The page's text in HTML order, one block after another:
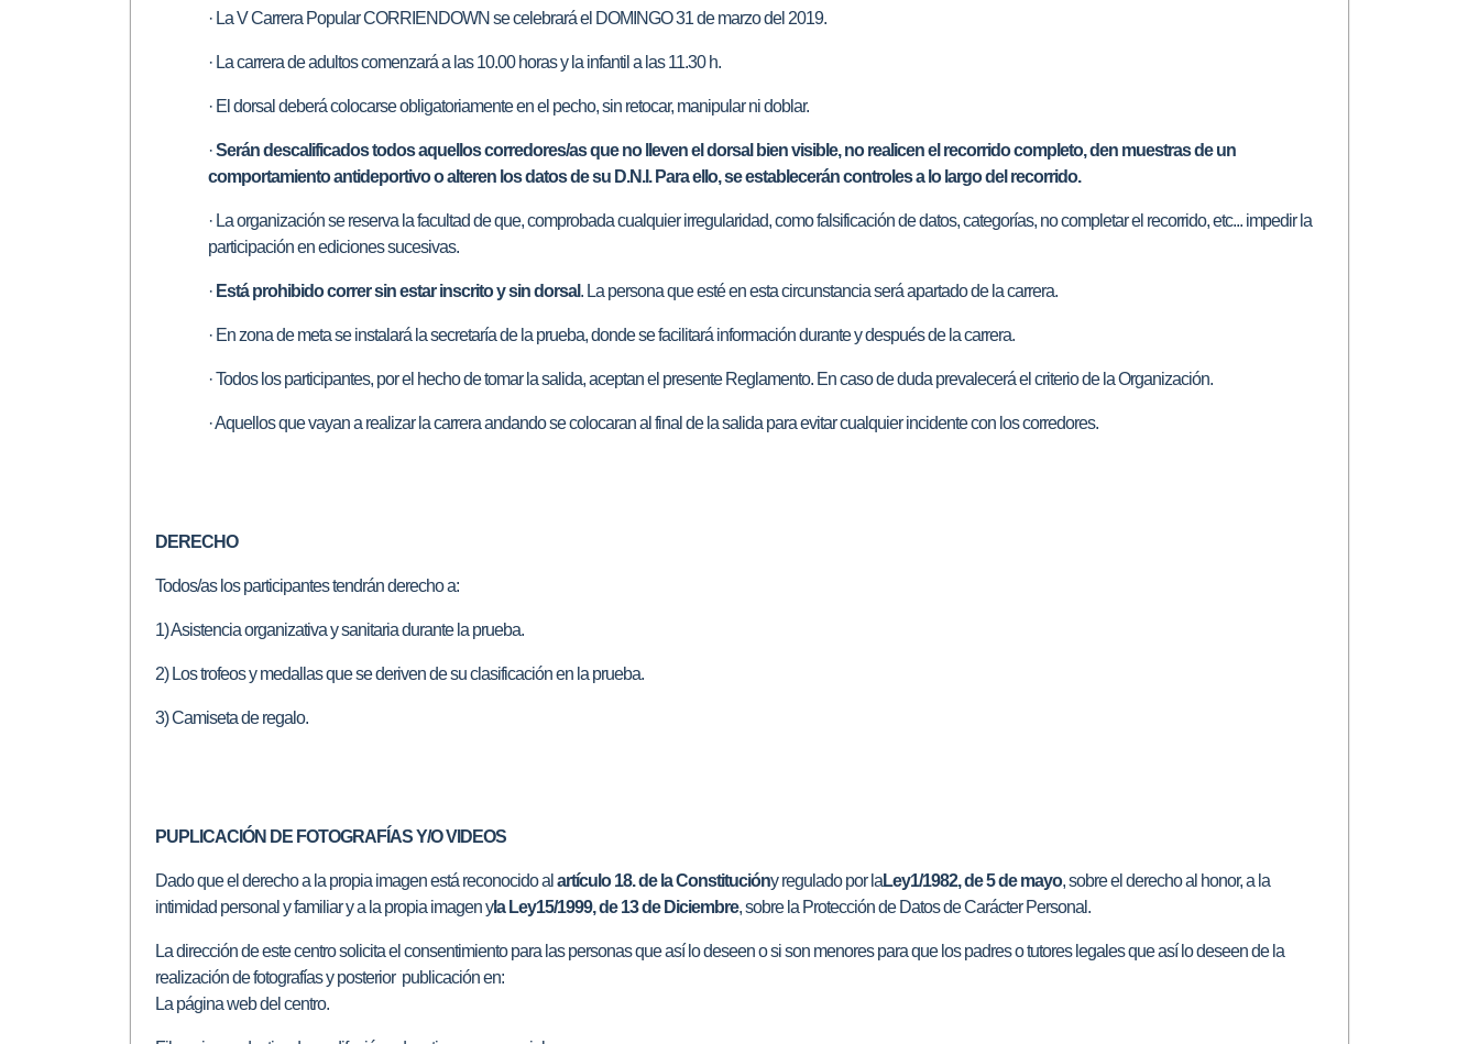
· La V Carrera Popular CORRIENDOWN se celebrará el DOMINGO 31 de marzo del 2019.
· La carrera de adultos comenzará a las 10.00 horas y la infantil a las 11.30 h.
· El dorsal deberá colocarse obligatoriamente en el pecho, sin retocar, manipular ni doblar.
·Serán descalificados todos aquellos corredores/as que no lleven el dorsal bien visible, no realicen el recorrido completo, den muestras de un
comportamiento antideportivo o alteren los datos de su D.N.I. Para ello, se establecerán controles a lo largo del recorrido.
· La organización se reserva la facultad de que, comprobada cualquier irregularidad, como falsificación de datos, categorías, no completar el recorrido, etc... impedir la
participación en ediciones sucesivas.
· Está prohibido correr sin estar inscrito y sin dorsal. La persona que esté en esta circunstancia será apartado de la carrera.
· En zona de meta se instalará la secretaría de la prueba, donde se facilitará información durante y después de la carrera.
· Todos los participantes, por el hecho de tomar la salida, aceptan el presente Reglamento. En caso de duda prevalecerá el criterio de la Organización.
· Aquellos que vayan a realizar la carrera andando se colocaran al final de la salida para evitar cualquier incidente con los corredores.
DERECHO
Todos/as los participantes tendrán derecho a:
1) Asistencia organizativa y sanitaria durante la prueba.
2) Los trofeos y medallas que se deriven de su clasificación en la prueba.
3) Camiseta de regalo.
PUPLICACIÓN DE FOTOGRAFÍAS Y/O VIDEOS
Dado que el derecho a la propia imagen está reconocido al artículo 18. de la Constitucióny regulado por laLey1/1982, de 5 de mayo, sobre el derecho al honor, a la
intimidad personal y familiar y a la propia imagen yla Ley15/1999, de 13 de Diciembre, sobre la Protección de Datos de Carácter Personal.
La dirección de este centro solicita el consentimiento para las personas que así lo deseen o si son menores para que los padres o tutores legales que así lo deseen de la
realización de fotografías y posterior publicación en:
La página web del centro.